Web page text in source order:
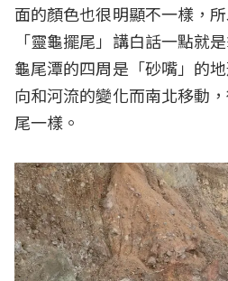
面的顏色也很明顯不一樣，
「靈龜擺尾」講白話一點就
龜尾潭的四周是「砂嘴」的
向和河流的變化而南北移動
尾一樣。